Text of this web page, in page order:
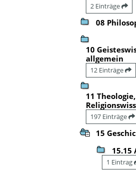
2 Einträge
08
10
allgemein
12 Einträge
11 Theologie,
197 Einträge
15
15.15
1 Eintrag